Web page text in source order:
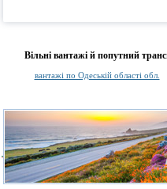
Вільні вантажі й попутний
вантажі по Одеській області обл.